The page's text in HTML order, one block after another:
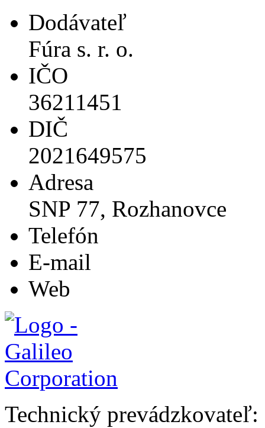
Dodávateľ
Fúra s. r. o.
IČO
36211451
DIČ
2021649575
Adresa
SNP 77, Rozhanovce
Telefón
E-mail
Web
Technický prevádzkovateľ: